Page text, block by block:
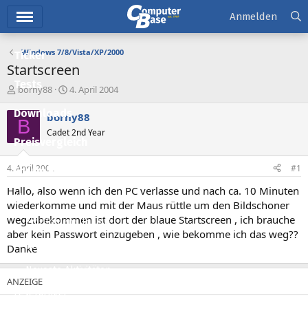
Ticker
Tests
Downloads
Preisvergleich
Forum
Aktuelles
Empfohlene Inhalte
Neue Beiträge
Neueste Aktivitäten
Leserartikel
Anmelden
Windows 7/8/Vista/XP/2000
Startscreen
E
s
e
l
e
r
borny88
E
s
t
e
t
a
4. April 2004
B borny88
Cadet 2nd Year
4. April 2004 #1
Hallo, also wenn ich den PC verlasse und nach ca. 10 Minuten
wiederkomme und mit der Maus rüttle um den Bildschoner
wegzubekommen ist dort der blaue Startscreen , ich brauche
aber kein Passwort einzugeben , wie bekomme ich das weg??
Danke